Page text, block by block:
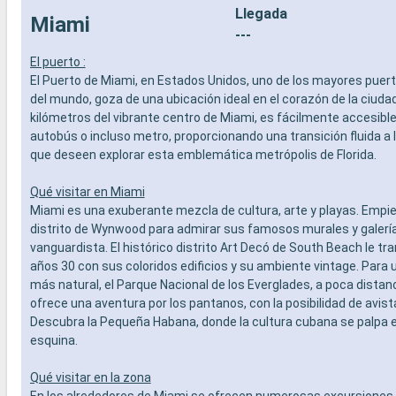
- Actividades recreativas para niños
SERVICIOS
OTROS PRIVILEGIOS
- Puntos MSC Voyagers Club
prepago
-
teatro al
- Área de
-
-
-
-
-
OTROS
- Puntos
Miami
Llegada
---
El puerto :
El Puerto de Miami, en Estados Unidos, uno de los mayores
del mundo, goza de una ubicación ideal en el corazón de la
kilómetros del vibrante centro de Miami, es fácilmente
autobús o incluso metro, proporcionando una transición fluida a
que deseen explorar esta emblemática metrópolis de Florida.
Qué visitar en Miami
Miami es una exuberante mezcla de cultura, arte y playas.
distrito de Wynwood para admirar sus famosos murales y
vanguardista. El histórico distrito Art Decó de South Beach le
años 30 con sus coloridos edificios y su ambiente vintage. Para
más natural, el Parque Nacional de los Everglades, a poca
ofrece una aventura por los pantanos, con la posibilidad de
Descubra la Pequeña Habana, donde la cultura cubana se palpa
esquina.
Qué visitar en la zona